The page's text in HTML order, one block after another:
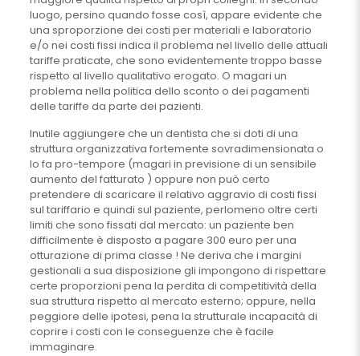
luogo, persino quando fosse così, appare evidente che
una sproporzione dei costi per materiali e laboratorio
e/o nei costi fissi indica il problema nel livello delle attuali
tariffe praticate, che sono evidentemente troppo basse
rispetto al livello qualitativo erogato. O magari un
problema nella politica dello sconto o dei pagamenti
delle tariffe da parte dei pazienti.
Inutile aggiungere che un dentista che si doti di una
struttura organizzativa fortemente sovradimensionata o
lo fa pro-tempore (magari in previsione di un sensibile
aumento del fatturato ) oppure non può certo
pretendere di scaricare il relativo aggravio di costi fissi
sul tariffario e quindi sul paziente, perlomeno oltre certi
limiti che sono fissati dal mercato: un paziente ben
difficilmente è disposto a pagare 300 euro per una
otturazione di prima classe ! Ne deriva che i margini
gestionali a sua disposizione gli impongono di rispettare
certe proporzioni pena la perdita di competitività della
sua struttura rispetto al mercato esterno; oppure, nella
peggiore delle ipotesi, pena la strutturale incapacità di
coprire i costi con le conseguenze che è facile
immaginare.